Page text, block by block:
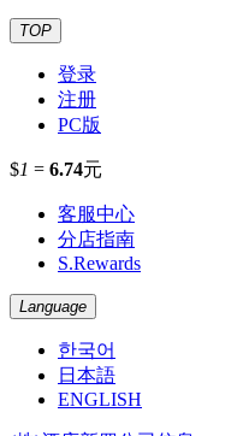
TOP
登录
注册
PC版
$1 = 6.74元
客服中心
分店指南
S.Rewards
Language
한국어
日本語
ENGLISH